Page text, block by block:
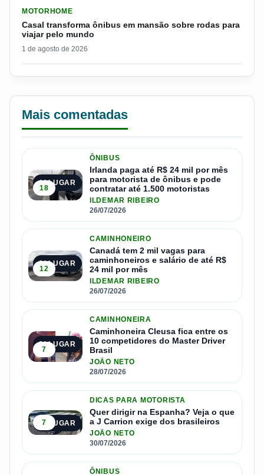
MOTORHOME
Casal transforma ônibus em mansão sobre rodas para
viajar pelo mundo
1 de agosto de 2026
Mais comentadas
1º LUGAR
18
ÔNIBUS
Irlanda paga até R$ 24 mil por mês
para motorista de ônibus e pode
contratar até 1.500 motoristas
ILDEMAR RIBEIRO
26/07/2026
2º LUGAR
12
CAMINHONEIRO
Canadá tem 2 mil vagas para
caminhoneiros e salário de até R$
24 mil por mês
ILDEMAR RIBEIRO
26/07/2026
3º LUGAR
7
CAMINHONEIRA
Caminhoneira Cleusa fica entre os
10 competidores do Master Driver
Brasil
JOÃO NETO
28/07/2026
4º LUGAR
7
DICAS PARA MOTORISTA
Quer dirigir na Espanha? Veja o que
a J Carrion exige dos brasileiros
JOÃO NETO
30/07/2026
ÔNIBUS